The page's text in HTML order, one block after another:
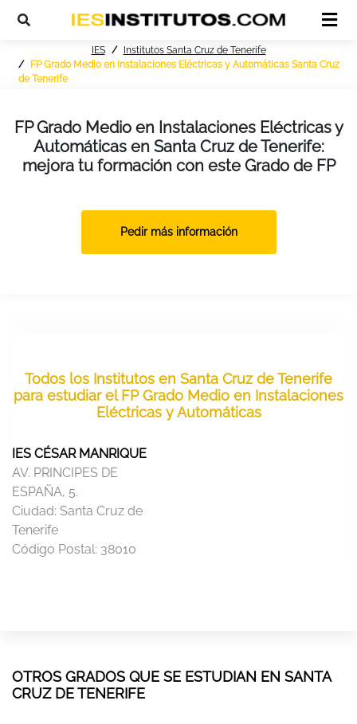
IES
Institutos Santa Cruz de Tenerife
FP Grado Medio en Instalaciones Eléctricas y Automáticas Santa Cruz
de Tenerife
FP Grado Medio en Instalaciones Eléctricas y
Automáticas en Santa Cruz de Tenerife:
mejora tu formación con este Grado de FP
Pedir más información
Todos los Institutos en Santa Cruz de Tenerife
para estudiar el FP Grado Medio en Instalaciones
Eléctricas y Automáticas
IES CÉSAR MANRIQUE
AV. PRINCIPES DE
ESPAÑA, 5.
Ciudad: Santa Cruz de
Tenerife
Código Postal: 38010
OTROS GRADOS QUE SE ESTUDIAN EN SANTA
CRUZ DE TENERIFE